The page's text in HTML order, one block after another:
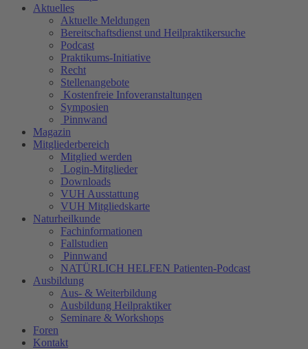
Aktuelles
Aktuelle Meldungen
Bereitschaftsdienst und Heilpraktikersuche
Podcast
Praktikums-Initiative
Recht
Stellenangebote
Kostenfreie Infoveranstaltungen
Symposien
Pinnwand
Magazin
Mitgliederbereich
Mitglied werden
Login-Mitglieder
Downloads
VUH Ausstattung
VUH Mitgliedskarte
Naturheilkunde
Fachinformationen
Fallstudien
Pinnwand
NATÜRLICH HELFEN Patienten-Podcast
Ausbildung
Aus- & Weiterbildung
Ausbildung Heilpraktiker
Seminare & Workshops
Foren
Kontakt